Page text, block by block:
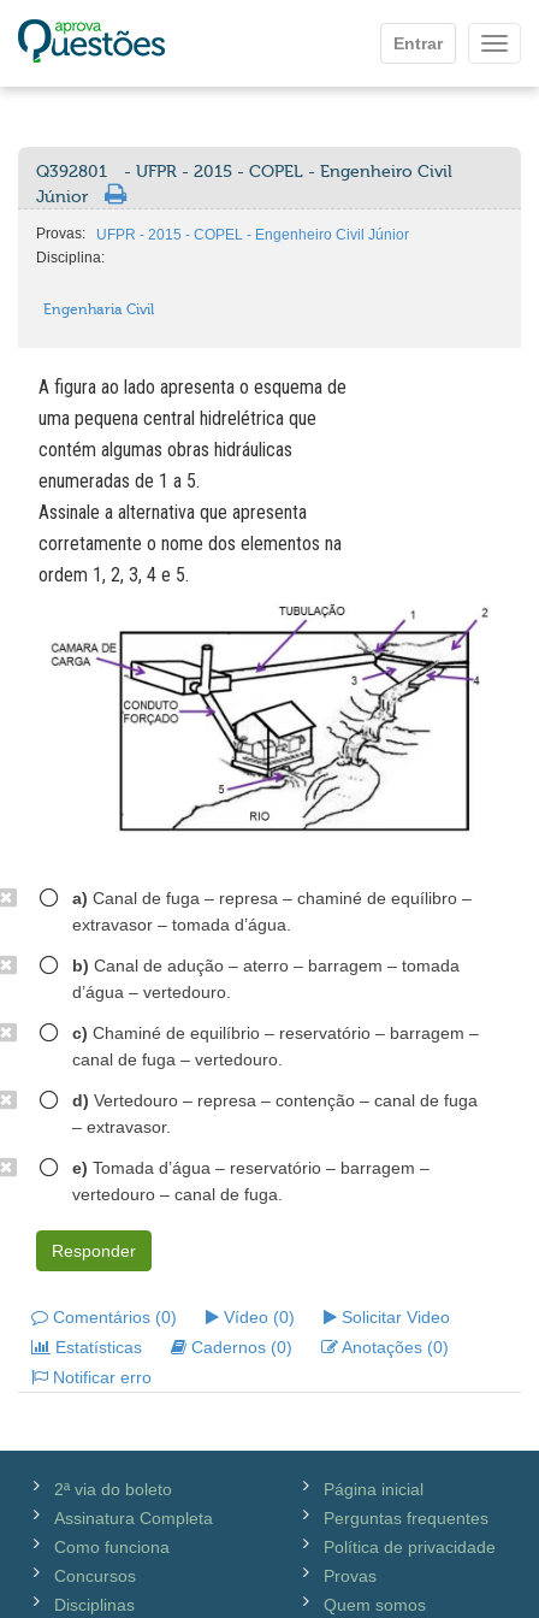
Entrar
Q392801
- UFPR - 2015 - COPEL - Engenheiro Civil
Júnior
Provas:
UFPR - 2015 - COPEL - Engenheiro Civil Júnior
Disciplina:
Engenharia Civil
A figura ao lado apresenta o esquema de
uma pequena central hidrelétrica que
contém algumas obras hidráulicas
enumeradas de 1 a 5.
Assinale a alternativa que apresenta
corretamente o nome dos elementos na
ordem 1, 2, 3, 4 e 5.
a) Canal de fuga – represa – chaminé de equílibro –
extravasor – tomada d’água.
b) Canal de adução – aterro – barragem – tomada
d’água – vertedouro.
c) Chaminé de equilíbrio – reservatório – barragem –
canal de fuga – vertedouro.
d) Vertedouro – represa – contenção – canal de fuga
– extravasor.
e) Tomada d’água – reservatório – barragem –
vertedouro – canal de fuga.
Responder
Comentários (0) Vídeo (0)
Solicitar Video
Estatísticas
Cadernos (0)
Anotações (0)
Notificar erro
2ª via do boleto
Assinatura Completa
Como funciona
Concursos
Disciplinas
Página inicial
Perguntas frequentes
Política de privacidade
Provas
Quem somos